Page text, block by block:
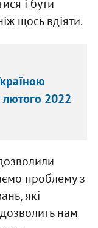
і бути
щось вдіяти.
2022
проблему з
які
нам